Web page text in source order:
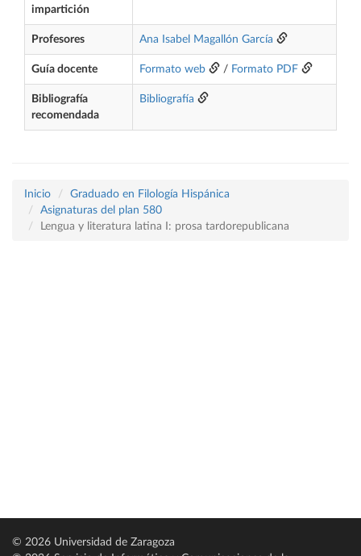
impartición
Profesores Ana Isabel Magallón García
Guía docente Formato web / Formato PDF
Bibliografía
recomendada
Bibliografía
Inicio
Graduado en Filología Hispánica
Asignaturas del plan 580
Lengua y literatura latina I: prosa tardorepublicana
© 2026 Universidad de Zaragoza